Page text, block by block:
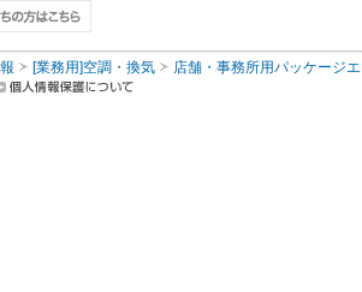
[業務用]空調・換気 店舗・事務所用パッケージ